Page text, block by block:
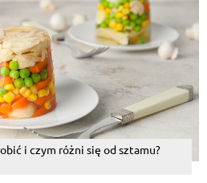
i czym różni się od sztamu?